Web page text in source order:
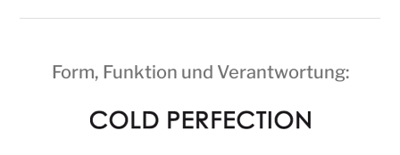
Form, Funktion und Verantwortung: